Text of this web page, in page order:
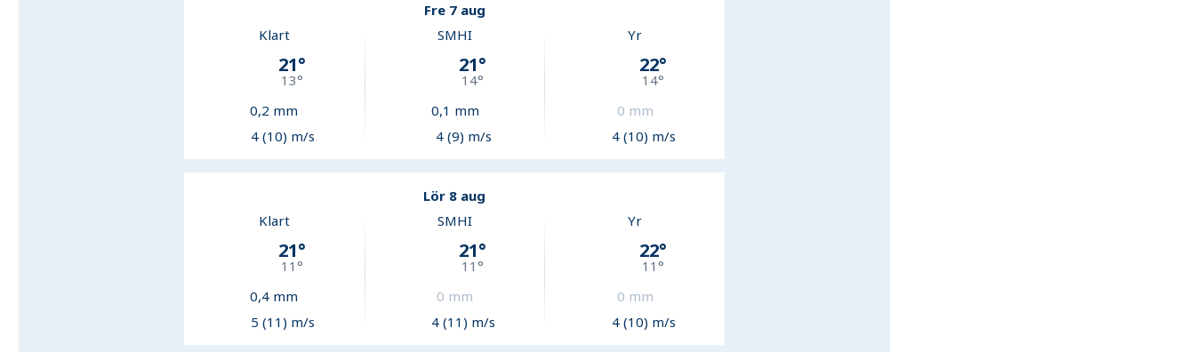
Fre 7 aug
Klart
21°
13°
0,2 mm
4 (10) m/s
SMHI
21°
14°
0,1 mm
4 (9) m/s
Yr
22°
14°
0 mm
4 (10) m/s
Lör 8 aug
Klart
21°
11 °
0,4 mm
5 (11) m/s
SMHI
21°
11 °
0 mm
4 (11) m/s
Yr
22°
11 °
0 mm
4 (10) m/s